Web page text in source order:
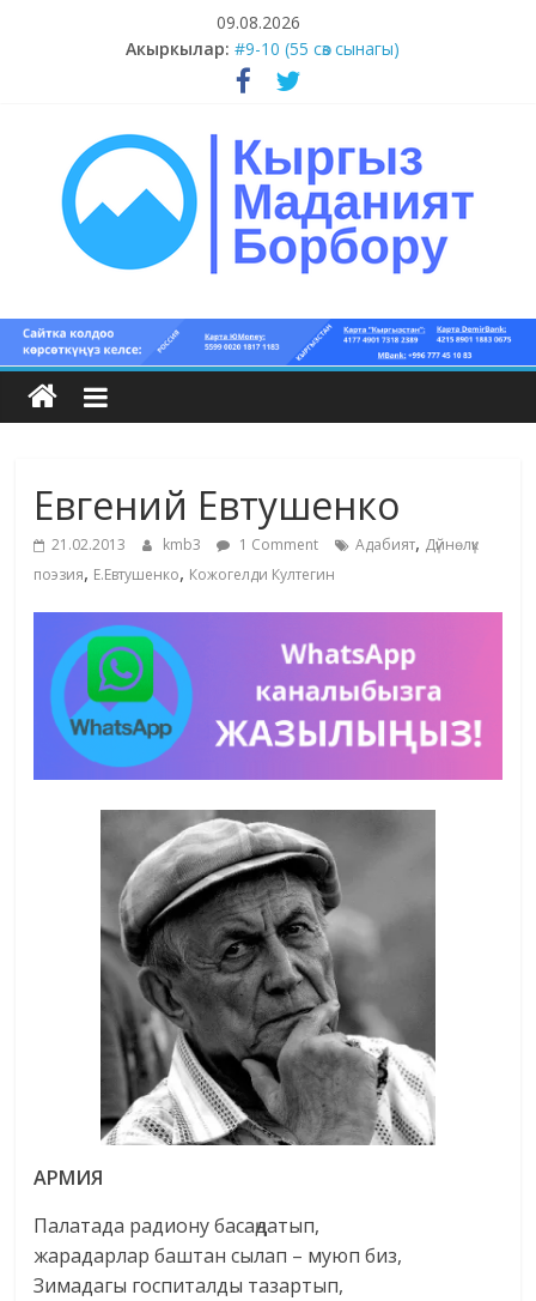
09.08.2026
Акыркылар: #11-12 (55 сөз сынагы)
#9-10 (55 сөз сынагы)
#5-8 (55 сөз сынагы)
#13-14 (55 сөз сынагы)
Кыргыз
маданият
Кыргыз
маданияты
Евгений Евтушенко
21.02.2013 kmb3 1 Comment Адабият, Дүйнөлүк
поэзия, Е.Евтушенко, Кожогелди Култегин
АРМИЯ
Палатада радиону басаңдатып,
жарадарлар баштан сылап – муюп биз,
Зимадагы госпиталды тазартып,